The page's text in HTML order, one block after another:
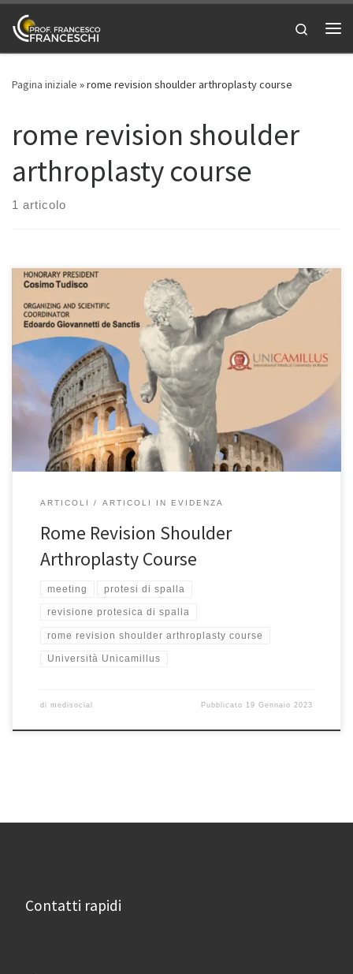
Passa al contenuto
Search
Pagina iniziale »rome revision shoulder arthroplasty course
rome revision shoulder
arthroplasty course
1 articolo
Rome Revision Shoulder Arthroplasty Course – Prof. Francesco
Franceschi ortopedico spalla a Roma Ospedale San Pietro
Fatebenefratelli e Università Unicamillus a Roma. Si svolgerà il 3 e
4 febbraio 2023 a Roma presso la UniCamillus International
Medical University l’importante congresso internazionale Rome
Revisione Shoulder Arthroplasty Course in cui si discuterà […]
ARTICOLI ARTICOLI IN EVIDENZA
Rome Revision Shoulder
Arthroplasty Course
meeting protesi di spalla
revisione protesica di spalla
rome revision shoulder arthroplasty course
Università Unicamillus
di medisocial Pubblicato 19 Gennaio 2023
Contatti rapidi